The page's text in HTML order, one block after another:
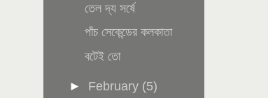
তেল দ্য সর্ষে
পাঁচ সেকেন্ডের কলকাতা
বটেই তো
► February (5)